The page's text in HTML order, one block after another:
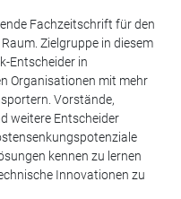
Fachzeitschrift für den
Zielgruppe in diesem
Entscheider in
Organisationen mit mehr
Vorstände,
weitere Entscheider
kennen zu lernen
Innovationen zu